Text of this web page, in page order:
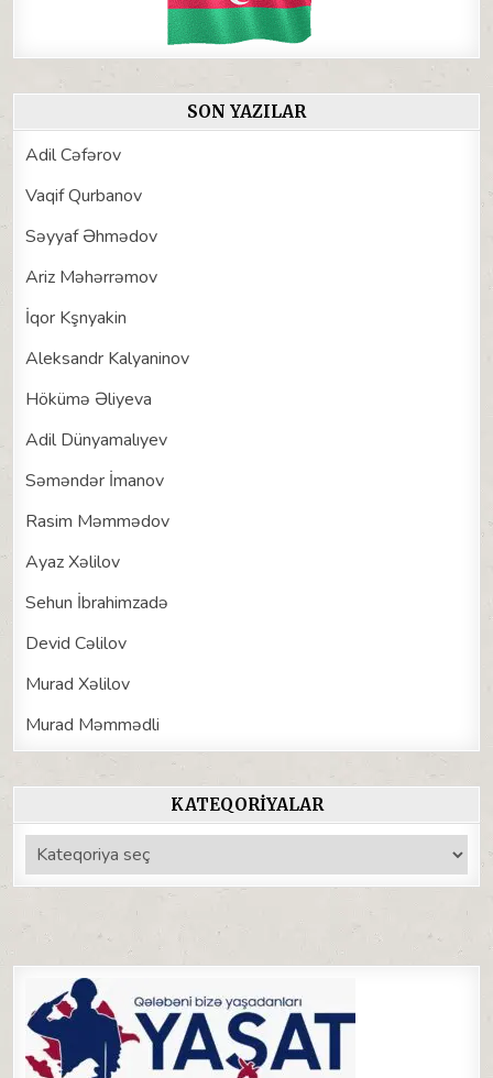
SON YAZILAR
Adil Cəfərov
Vaqif Qurbanov
Səyyaf Əhmədov
Ariz Məhərrəmov
İqor Kşnyakin
Aleksandr Kalyaninov
Hökümə Əliyeva
Adil Dünyamalıyev
Səməndər İmanov
Rasim Məmmədov
Ayaz Xəlilov
Sehun İbrahimzadə
Devid Cəlilov
Murad Xəlilov
Murad Məmmədli
KATEQORIYALAR
Kateqoriyalar